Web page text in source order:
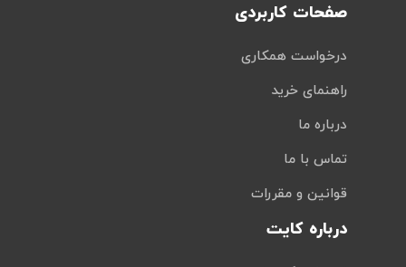
صفحات کاربردی
درخواست همکاری
راهنمای خرید
درباره ما
تماس با ما
قوانین و مقررات
درباره کایت